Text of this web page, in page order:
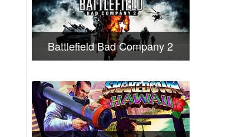
Battlefield Bad Company 2